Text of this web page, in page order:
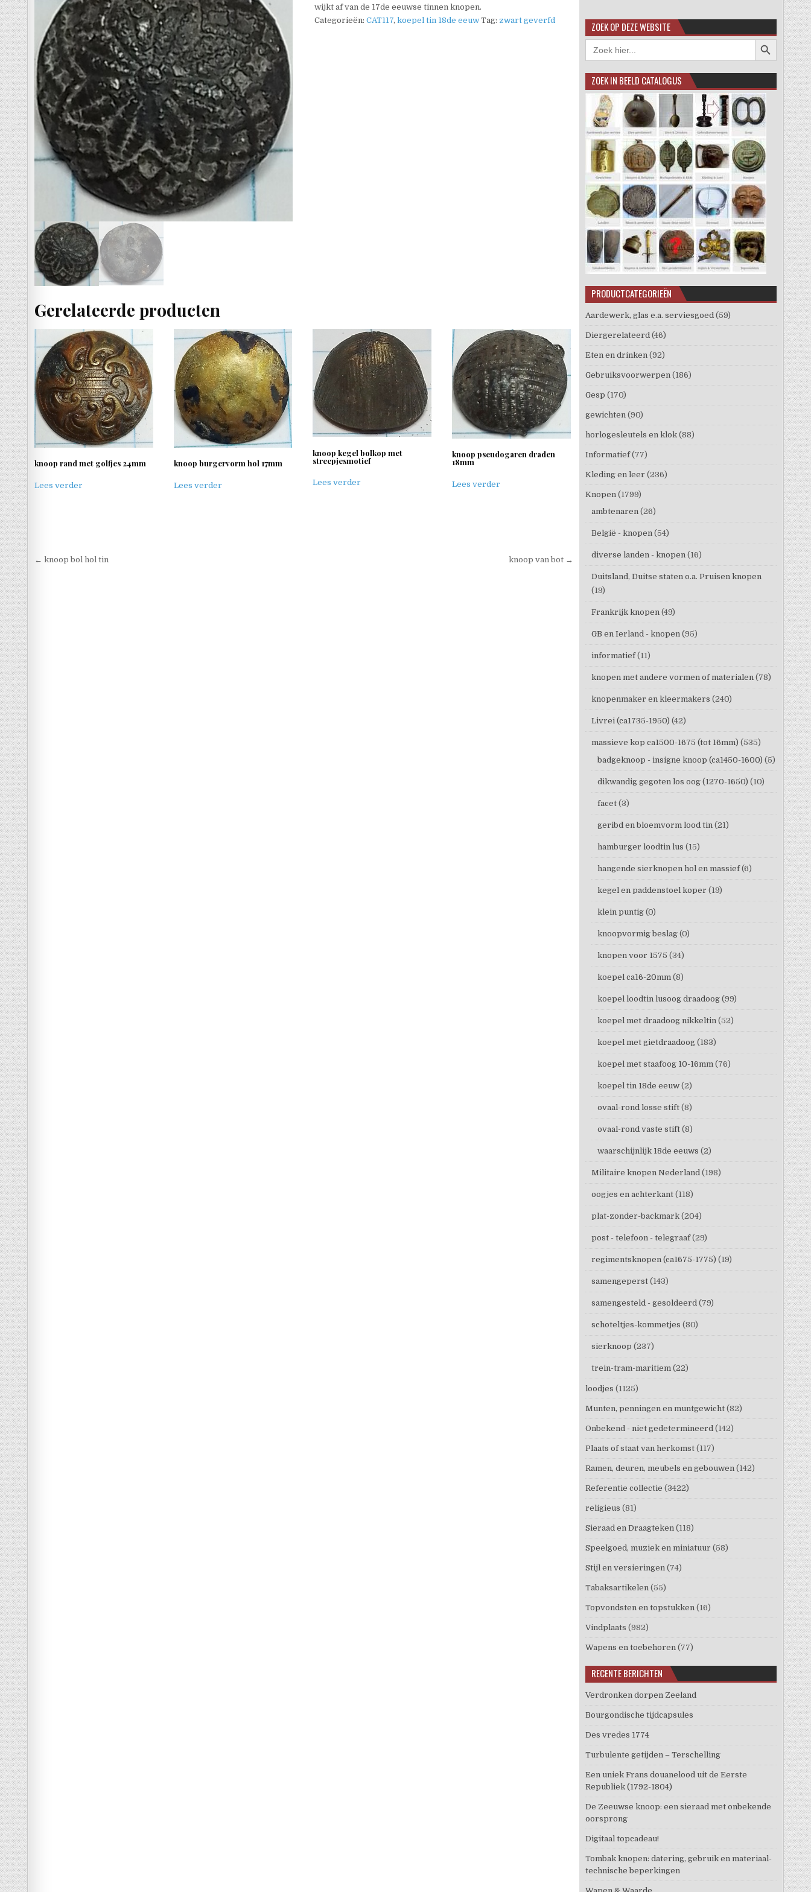
wijkt af van de 17de eeuwse tinnen knopen.
Categorieën:CAT117,koepel tin 18de eeuw Tag: zwart geverfd
Gerelateerde producten
knoop rand met golfjes 24mm
Lees verder
knoop burgervorm hol 17mm
Lees verder
knoop kegel bolkop met
streepjesmotief
Lees verder
knoop pseudogaren draden
18mm
Lees verder
Berichtnavigatie
← knoop bol hol tin knoop van bot →
ZOEK OP DEZE WEBSITE
Zoek
naar:
Zoekknop
ZOEK IN BEELD CATALOGUS
PRODUCTCATEGORIEËN
Aardewerk, glas e.a. serviesgoed (59)
Diergerelateerd (46)
Eten en drinken (92)
Gebruiksvoorwerpen (186)
Gesp (170)
gewichten (90)
horlogesleutels en klok (88)
Informatief (77)
Kleding en leer (236)
Knopen (1799)
ambtenaren (26)
België - knopen (54)
diverse landen - knopen (16)
Duitsland, Duitse staten o.a. Pruisen knopen
(19)
Frankrijk knopen (49)
GB en Ierland - knopen (95)
informatief (11)
knopen met andere vormen of materialen (78)
knopenmaker en kleermakers (240)
Livrei (ca1735-1950) (42)
massieve kop ca1500-1675 (tot 16mm) (535)
badgeknoop - insigne knoop (ca1450-1600) (5)
dikwandig gegoten los oog (1270-1650) (10)
facet (3)
geribd en bloemvorm lood tin (21)
hamburger loodtin lus (15)
hangende sierknopen hol en massief (6)
kegel en paddenstoel koper (19)
klein puntig (0)
knoopvormig beslag (0)
knopen voor 1575 (34)
koepel ca16-20mm (8)
koepel loodtin lusoog draadoog (99)
koepel met draadoog nikkeltin (52)
koepel met gietdraadoog (183)
koepel met staafoog 10-16mm (76)
koepel tin 18de eeuw (2)
ovaal-rond losse stift (8)
ovaal-rond vaste stift (8)
waarschijnlijk 18de eeuws (2)
Militaire knopen Nederland (198)
oogjes en achterkant (118)
plat-zonder-backmark (204)
post - telefoon - telegraaf (29)
regimentsknopen (ca1675-1775) (19)
samengeperst (143)
samengesteld - gesoldeerd (79)
schoteltjes-kommetjes (80)
sierknoop (237)
trein-tram-maritiem (22)
loodjes (1125)
Munten, penningen en muntgewicht (82)
Onbekend - niet gedetermineerd (142)
Plaats of staat van herkomst (117)
Ramen, deuren, meubels en gebouwen (142)
Referentie collectie (3422)
religieus (81)
Sieraad en Draagteken (118)
Speelgoed, muziek en miniatuur (58)
Stijl en versieringen (74)
Tabaksartikelen (55)
Topvondsten en topstukken (16)
Vindplaats (982)
Wapens en toebehoren (77)
RECENTE BERICHTEN
Verdronken dorpen Zeeland
Bourgondische tijdcapsules
Des vredes 1774
Turbulente getijden – Terschelling
Een uniek Frans douanelood uit de Eerste
Republiek (1792-1804)
De Zeeuwse knoop: een sieraad met onbekende
oorsprong
Digitaal topcadeau!
Tombak knopen: datering, gebruik en materiaal-
technische beperkingen